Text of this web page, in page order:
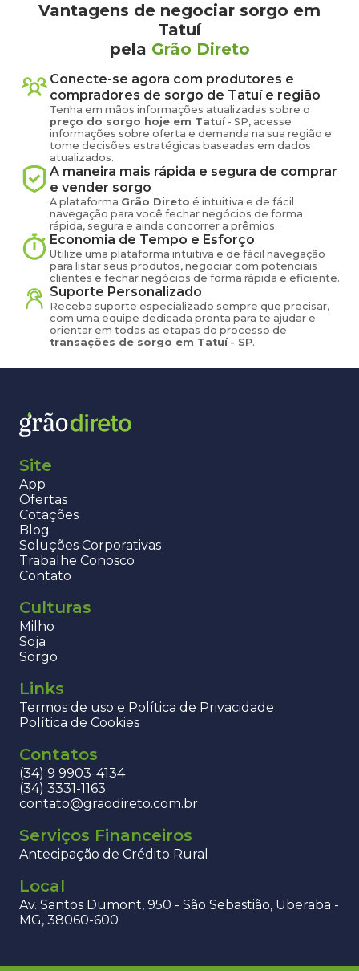
Vantagens de negociar sorgo em
Tatuí
pela Grão Direto
Conecte-se agora com produtores e
compradores de sorgo de Tatuíe região
Tenha em mãos informações atualizadas sobre o
preço do sorgo hoje em Tatuí - SP, acesse
informações sobre oferta e demanda na sua região e
tome decisões estratégicas baseadas em dados
atualizados.
A maneira mais rápida e segura de comprar
e vender sorgo
A plataforma Grão Direto é intuitiva e de fácil
navegação para você fechar negócios de forma
rápida, segura e ainda concorrer a prêmios.
Economia de Tempo e Esforço
Utilize uma plataforma intuitiva e de fácil navegação
para listar seus produtos, negociar com potenciais
clientes e fechar negócios de forma rápida e eficiente.
Suporte Personalizado
Receba suporte especializado sempre que precisar,
com uma equipe dedicada pronta para te ajudar e
orientar em todas as etapas do processo de
transações de sorgo em Tatuí - SP.
Site
App
Ofertas
Cotações
Blog
Soluções Corporativas
Trabalhe Conosco
Contato
Culturas
Milho
Soja
Sorgo
Links
Termos de uso e Política de Privacidade
Política de Cookies
Contatos
(34) 9 9903-4134
(34) 3331-1163
contato@graodireto.com.br
Serviços Financeiros
Antecipação de Crédito Rural
Local
Av. Santos Dumont, 950 - São Sebastião, Uberaba -
MG, 38060-600